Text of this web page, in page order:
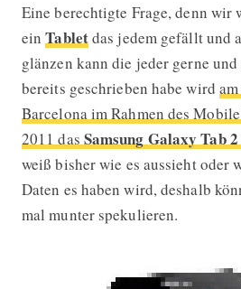
Wie stelle ich mir
Eine berechtigte Frage, denn wir
einTabletdas jedem gefällt und
glänzen kann die jeder gerne
bereits geschrieben habe wird
Barcelona im Rahmen des
2011 das Samsung Galaxy Tab 2
weiß bisher wie es aussieht oder
Daten es haben wird, deshalb
mal munter spekulieren.